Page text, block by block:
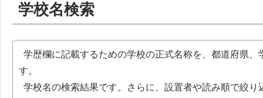
学校名検索
学歴欄に記載するための学校の正式名称を、都道府県
す。
学校名の検索結果です。さらに、設置者や読み順で絞り